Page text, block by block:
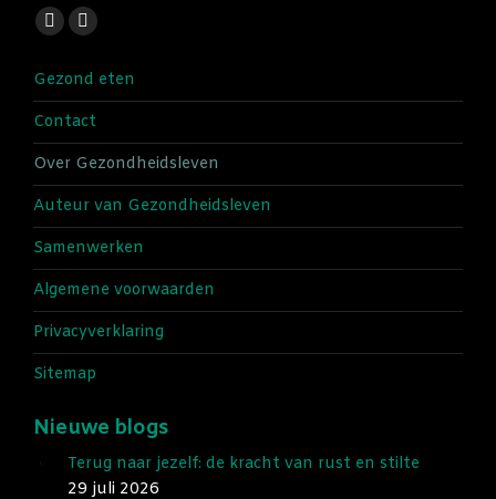
Vind ons op:
Facebook
opens
in
new
Instagram
opens
in
new
Gezond eten
Contact
Over Gezondheidsleven
Auteur van Gezondheidsleven
Samenwerken
Algemene voorwaarden
Privacyverklaring
Sitemap
Nieuwe blogs
Terug naar jezelf: de kracht van rust en stilte
29 juli 2026